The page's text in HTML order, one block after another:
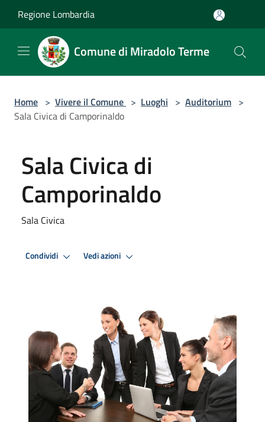
Regione Lombardia
Comune di Miradolo Terme
Home > Vivere il Comune > Luoghi > Auditorium >
Sala Civica di Camporinaldo
Sala Civica di
Camporinaldo
Sala Civica
Condividi Vedi azioni